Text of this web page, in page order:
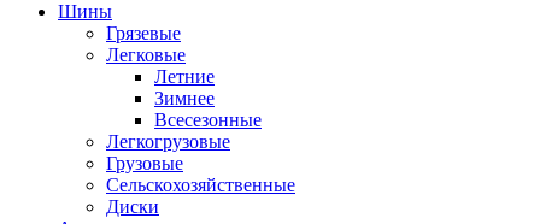
Шины
Грязевые
Легковые
Летние
Зимнее
Всесезонные
Легкогрузовые
Грузовые
Сельскохозяйственные
Диски